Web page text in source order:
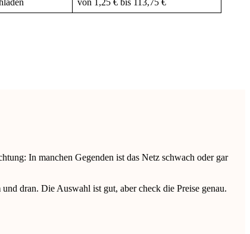
von 1,25 € bis 113,75 €
In manchen Gegenden ist das Netz schwach oder gar
dran. Die Auswahl ist gut, aber check die Preise genau.